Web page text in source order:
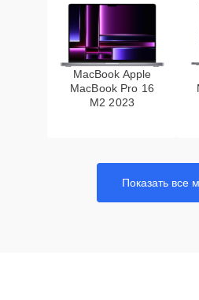
MacBook Apple
MacBook Pro 16
M2 2023
Показать все